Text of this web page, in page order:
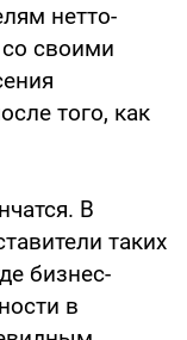
нетто-
своими
того, как
В
таких
бизнес-
в